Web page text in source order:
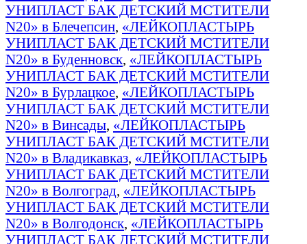
УНИПЛАСТ БАК ДЕТСКИЙ МСТИТЕЛИ
N20» в Блечепсин, «ЛЕЙКОПЛАСТЫРЬ
УНИПЛАСТ БАК ДЕТСКИЙ МСТИТЕЛИ
N20» в Буденновск, «ЛЕЙКОПЛАСТЫРЬ
УНИПЛАСТ БАК ДЕТСКИЙ МСТИТЕЛИ
N20» в Бурлацкое, «ЛЕЙКОПЛАСТЫРЬ
УНИПЛАСТ БАК ДЕТСКИЙ МСТИТЕЛИ
N20» в Винсады, «ЛЕЙКОПЛАСТЫРЬ
УНИПЛАСТ БАК ДЕТСКИЙ МСТИТЕЛИ
N20» в Владикавказ, «ЛЕЙКОПЛАСТЫРЬ
УНИПЛАСТ БАК ДЕТСКИЙ МСТИТЕЛИ
N20» в Волгоград, «ЛЕЙКОПЛАСТЫРЬ
УНИПЛАСТ БАК ДЕТСКИЙ МСТИТЕЛИ
N20» в Волгодонск, «ЛЕЙКОПЛАСТЫРЬ
УНИПЛАСТ БАК ДЕТСКИЙ МСТИТЕЛИ